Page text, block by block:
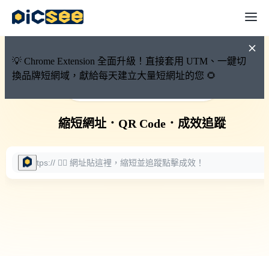
💡 Chrome Extension 全面升級！直接套用 UTM、一鍵切
換品牌短網域，獻給每天建立大量短網址的您 🌻
🚀 PicSee 短網址永久有效
縮短網址． QR Code． 成效追蹤